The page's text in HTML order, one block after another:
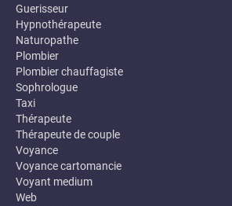
Guerisseur
Hypnothérapeute
Naturopathe
Plombier
Plombier chauffagiste
Sophrologue
Taxi
Thérapeute
Thérapeute de couple
Voyance
Voyance cartomancie
Voyant medium
Web